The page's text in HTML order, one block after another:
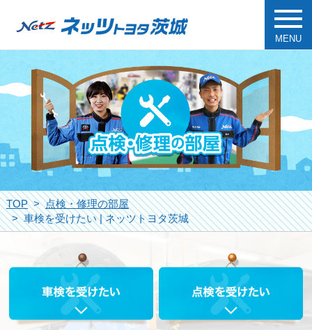
MENU
TOP
点検・修理の部屋
車検を受けたい | ネッツトヨタ茨城